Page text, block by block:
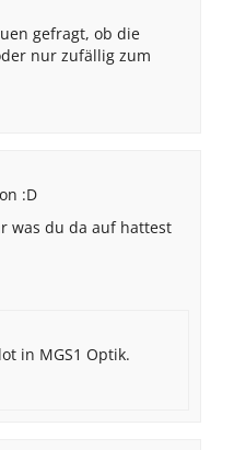
gefragt, ob die
nur zufällig zum
:D
was du da auf hattest
in MGS1 Optik.